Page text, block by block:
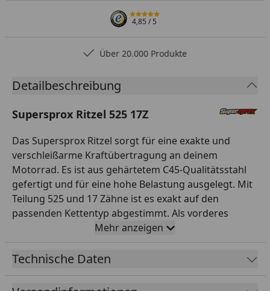
4,85/ 5
Über 20.000 Produkte
Detailbeschreibung
Supersprox Ritzel 525 17Z
Das Supersprox Ritzel sorgt für eine exakte und
verschleißarme Kraftübertragung an deinem
Motorrad. Es ist aus gehärtetem C45-Qualitätsstahl
gefertigt und für eine hohe Belastung ausgelegt. Mit
Teilung 525 und 17 Zähne ist es exakt auf den
passenden Kettentyp abgestimmt. Als vorderes
Antriebsritzel bildet es zusammen mit Kettenrad und
Kette einen perfekt abgestimmten Antrieb. So sorgst
du für eine zuverlässige Kraftübertragung und ein
Jahren für hochwertige Antriebskomponenten in
Mehr anzeigen
Technische Daten